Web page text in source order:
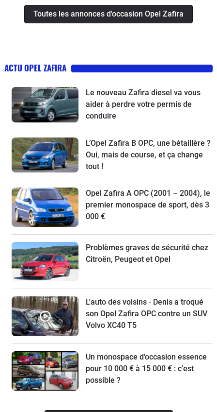
Toutes les annonces d'occasion Opel Zafira
ACTU OPEL ZAFIRA
Le nouveau Zafira diesel va vous
aider à perdre votre permis de
conduire
L’Opel Zafira B OPC, une bétaillère ?
Oui, mais de course, et ça change
tout !
Opel Zafira A OPC (2001 – 2004), le
premier monospace de sport, dès 3
000 €
Problèmes graves de sécurité chez
Citroën, Peugeot et Opel
L'auto des voisins - Denis a troqué
son Opel Zafira OPC contre un SUV
Volvo XC40 T5
Un monospace d'occasion essence
pour 10 000 € à 15 000 € : c'est
possible ?